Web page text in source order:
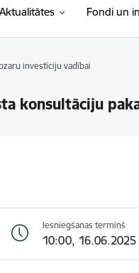
Aktualitātes Fondi un
investīciju vadībai
konsultāciju
Iesniegšanas termiņš
10:00, 16.06.2025